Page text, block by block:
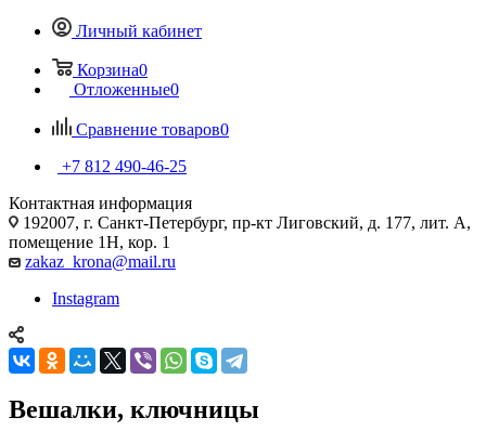
Личный кабинет
Корзина0
Отложенные0
Сравнение товаров0
+7 812 490-46-25
Контактная информация
192007, г. Санкт-Петербург, пр-кт Лиговский, д. 177, лит. А,
помещение 1Н, кор. 1
zakaz_krona@mail.ru
Instagram
Вешалки, ключницы